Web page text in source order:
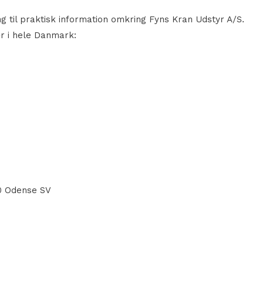
til praktisk information omkring Fyns Kran Udstyr A/S.
i hele Danmark:
SV